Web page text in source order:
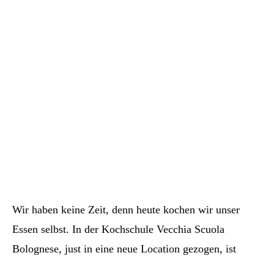
Wir haben keine Zeit, denn heute kochen wir unser
Essen selbst. In der Kochschule Vecchia Scuola
Bolognese, just in eine neue Location gezogen, ist